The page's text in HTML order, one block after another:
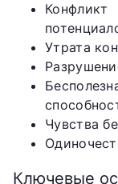
Утрата
Чувства
Ключевые